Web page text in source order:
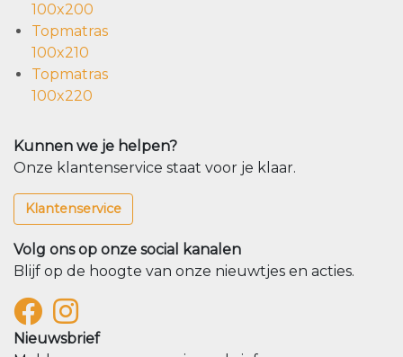
100x200
Topmatras
100x210
Topmatras
100x220
Kunnen we je helpen?
Onze klantenservice staat voor je klaar.
Klantenservice
Volg ons op onze social kanalen
Blijf op de hoogte van onze nieuwtjes en acties.
Nieuwsbrief